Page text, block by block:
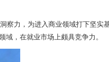
察力，为进入商业领域打下坚实
，在就业市场上颇具竞争力。